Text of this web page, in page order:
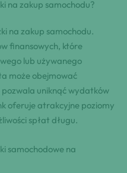
na zakup samochodu?
na zakup samochodu.
finansowych, które
lub używanego
może obejmować
uniknąć wydatków
oferuje atrakcyjne poziomy
spłat długu.
samochodowe na